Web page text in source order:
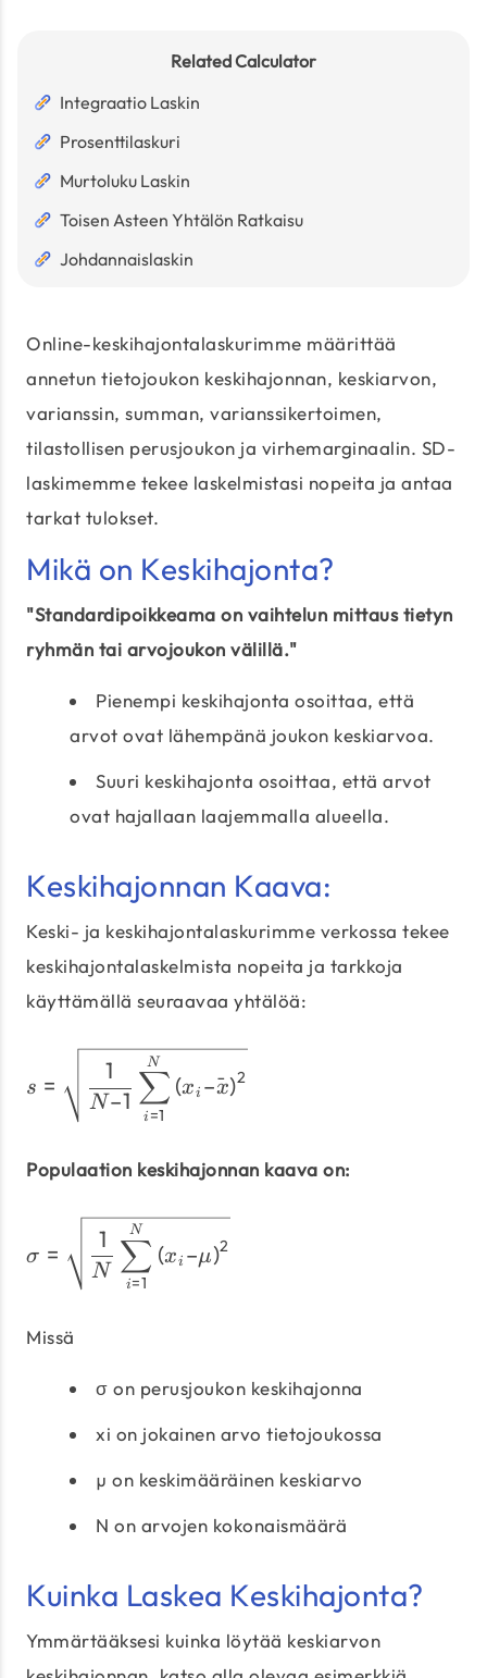
Related Calculator
Integraatio Laskin
Prosenttilaskuri
Murtoluku Laskin
Toisen Asteen Yhtälön Ratkaisu
Johdannaislaskin
Online-keskihajontalaskurimme määrittää
annetun tietojoukon keskihajonnan, keskiarvon,
varianssin, summan, varianssikertoimen,
tilastollisen perusjoukon ja virhemarginaalin. SD-
laskimemme tekee laskelmistasi nopeita ja antaa
tarkat tulokset.
Mikä on Keskihajonta?
"Standardipoikkeama on vaihtelun mittaus tietyn
ryhmän tai arvojoukon välillä."
Pienempi keskihajonta osoittaa, että
arvot ovat lähempänä joukon keskiarvoa.
Suuri keskihajonta osoittaa, että arvot
ovat hajallaan laajemmalla alueella.
Keskihajonnan Kaava:
Keski- ja keskihajontalaskurimme verkossa tekee
keskihajontalaskelmista nopeita ja tarkkoja
käyttämällä seuraavaa yhtälöä:
s =
N –1
1
i=1
∑
N
(xi –x
ˉ)2
Populaation keskihajonnan kaava on:
σ =
N
1
i=1
∑
N
(xi –μ)2
Missä
σ on perusjoukon keskihajonna
xi on jokainen arvo tietojoukossa
µ on keskimääräinen keskiarvo
N on arvojen kokonaismäärä
Kuinka Laskea Keskihajonta?
Ymmärtääksesi kuinka löytää keskiarvon